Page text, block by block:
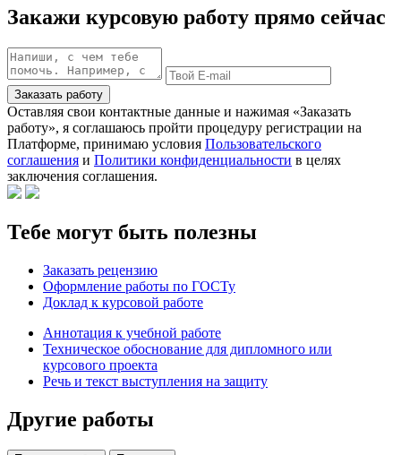
Закажи курсовую работу прямо сейчас
Заказать работу
Оставляя свои контактные данные и нажимая «Заказать
работу», я соглашаюсь пройти процедуру регистрации на
Платформе, принимаю условия Пользовательского
соглашения и Политики конфиденциальности в целях
заключения соглашения.
Тебе могут быть полезны
Заказать рецензию
Оформление работы по ГОСТу
Доклад к курсовой работе
Аннотация к учебной работе
Техническое обоснование для дипломного или
курсового проекта
Речь и текст выступления на защиту
Другие работы